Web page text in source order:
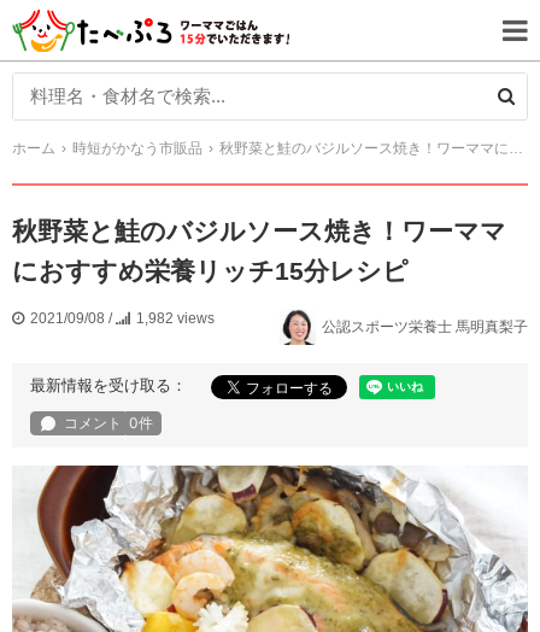
ホーム 時短がかなう市販品 秋野菜と鮭のバジルソース焼き！ワーママにおすすめ栄養リッチ15分レシピ
秋野菜と鮭のバジルソース焼き！ワーママ
におすすめ栄養リッチ15分レシピ
2021/09/08 / 1,982 views 公認スポーツ栄養士 馬明真梨子
最新情報を受け取る：